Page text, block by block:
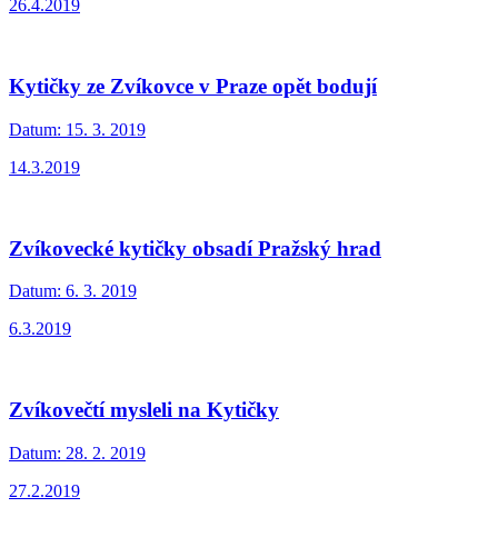
26.4.2019
Kytičky ze Zvíkovce v Praze opět bodují
Datum: 15. 3. 2019
14.3.2019
Zvíkovecké kytičky obsadí Pražský hrad
Datum: 6. 3. 2019
6.3.2019
Zvíkovečtí mysleli na Kytičky
Datum: 28. 2. 2019
27.2.2019